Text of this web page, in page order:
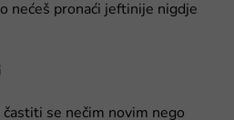
nećeš pronaći jeftinije nigdje
se nečim novim nego